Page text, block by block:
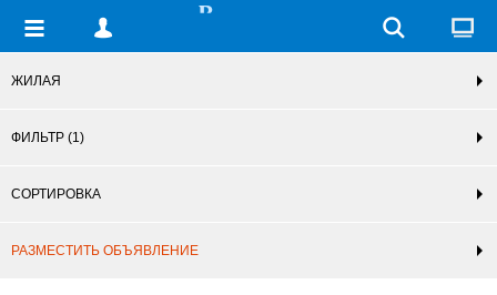
ЖИЛАЯ
ФИЛЬТР (1)
СОРТИРОВКА
РАЗМЕСТИТЬ ОБЪЯВЛЕНИЕ